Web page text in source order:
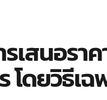
รเสนอรา
ดยวิธีเฉพ